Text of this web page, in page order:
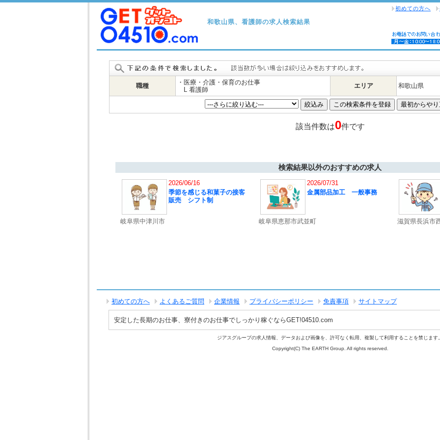
和歌山県、看護師の求人検索結果
初めての方へ
職種
・医療・介護・保育のお仕事
L 看護師
エリア 和歌山県
該当件数は0件です
検索結果以外のおすすめの求人
2026/06/16
季節を感じる和菓子の接客
販売 シフト制
岐阜県中津川市
2026/07/31
金属部品加工 一般事務
岐阜県恵那市武並町 滋賀県長浜市
初めての方へ よくあるご質問 企業情報 プライバシーポリシー 免責事項 サイトマップ
安定した長期のお仕事、寮付きのお仕事でしっかり稼ぐならGET!04510.com
ジアスグループの求人情報、データおよび画像を、許可なく転用、複製して利用することを禁じます。
Copyright(C) The EARTH Group. All rights reserved.